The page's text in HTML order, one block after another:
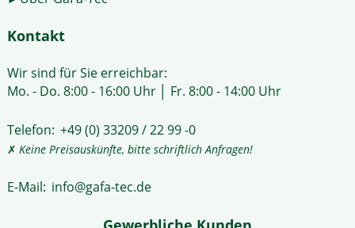
Kontakt
Wir sind für Sie erreichbar:
Mo. - Do. 8:00 - 16:00 Uhr │ Fr. 8:00 - 14:00 Uhr
Telefon: +49 (0) 33209 / 22 99 -0
✗ Keine Preisauskünfte, bitte schriftlich Anfragen!
E-Mail: info@gafa-tec.de